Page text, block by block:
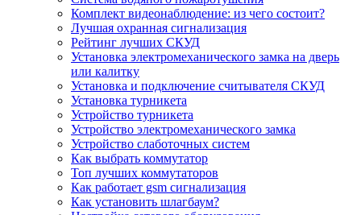
Комплект видеонаблюдение: из чего состоит?
Лучшая охранная сигнализация
Рейтинг лучших СКУД
Установка электромеханического замка на дверь
или калитку
Установка и подключение считывателя СКУД
Установка турникета
Устройство турникета
Устройство электромеханического замка
Устройство слаботочных систем
Как выбрать коммутатор
Топ лучших коммутаторов
Как работает gsm сигнализация
Как установить шлагбаум?